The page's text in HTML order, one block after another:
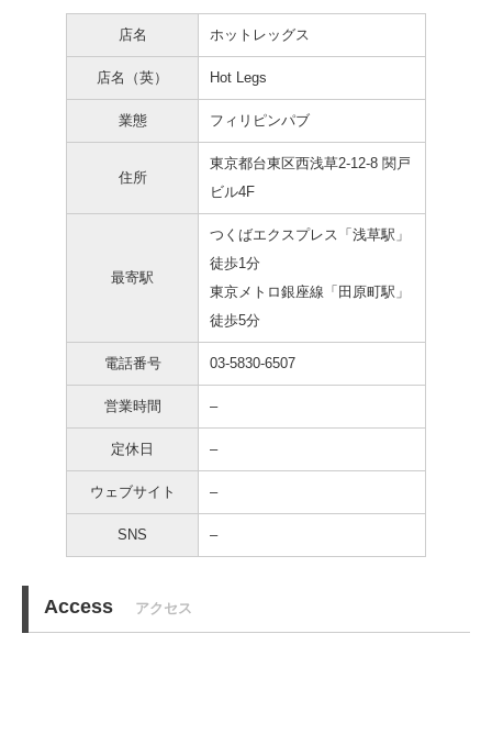
店名 ホットレッグス
店名（英） Hot Legs
業態 フィリピンパブ
住所
東京都台東区西浅草2-12-8 関戸
ビル4F
最寄駅
つくばエクスプレス「浅草駅」
徒歩1分
東京メトロ銀座線「田原町駅」
徒歩5分
電話番号 03-5830-6507
営業時間 –
定休日 –
ウェブサイト –
SNS –
Access アクセス